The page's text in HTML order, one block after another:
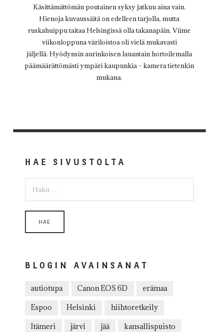
Käsittämättömän poutainen syksy jatkuu aina vain.
Hienoja kuvaussäitä on edelleen tarjolla, mutta
ruskahuippu taitaa Helsingissä olla takanapäin. Viime
viikonloppuna väriloistoa oli vielä mukavasti
jäljellä. Hyödynsin aurinkoisen lauantain hortoilemalla
päämäärättömästi ympäri kaupunkia – kamera tietenkin
mukana.
HAE SIVUSTOLTA
BLOGIN AVAINSANAT
autiotupa Canon EOS 6D erämaa
Espoo Helsinki hiihtoretkeily
Itämeri järvi jää kansallispuisto